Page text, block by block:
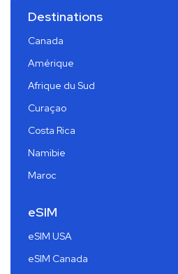
Destinations
Canada
Amérique
Afrique du Sud
Curaçao
Costa Rica
Namibie
Maroc
eSIM
eSIM USA
eSIM Canada